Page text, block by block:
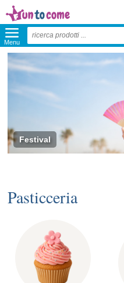
Menu
Festival
Pasticceria